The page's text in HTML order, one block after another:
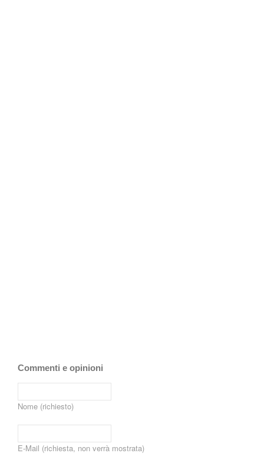
Commenti e opinioni
Nome (richiesto)
E-Mail (richiesta, non verrà mostrata)